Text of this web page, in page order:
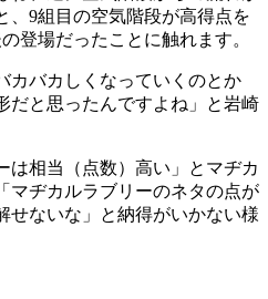
、9組目の空気階段が高得点を
登場だったことに触れます。
カバカしくなっていくのとか
だと思ったんですよね」と岩崎
は相当（点数）高い」とマヂカ
マヂカルラブリーのネタの点が
せないな」と納得がいかない様